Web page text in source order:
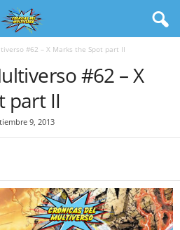
#62 – X Marks the Spot part II
#62 – X
part II
9, 2013